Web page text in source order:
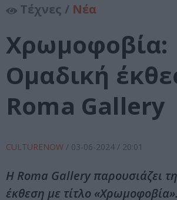
Τέχνες / Νέα
Χρωμοφοβία:
Ομαδική
Roma Gallery
CULTURENOW / 03-06-2024 / 20:01
Η Roma Gallery παρουσιάζει
έκθεση με τίτλο «Χρωμοφοβία».